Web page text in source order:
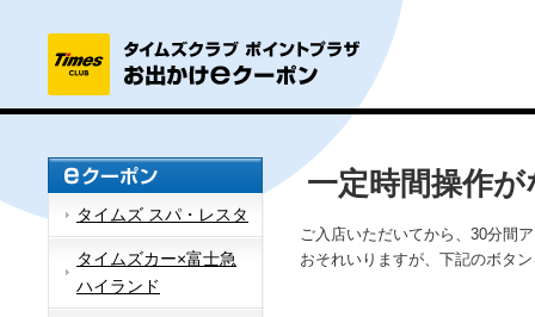
タイムズ スパ・レスタ
タイムズカー×富士急
ハイランド
一定時間操作
ご入店いただいてから、30分間
おそれいりますが、下記のボタ